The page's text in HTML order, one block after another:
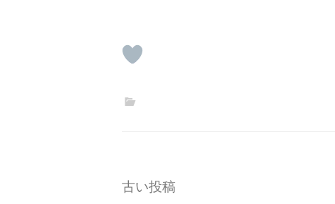
投
古い投稿